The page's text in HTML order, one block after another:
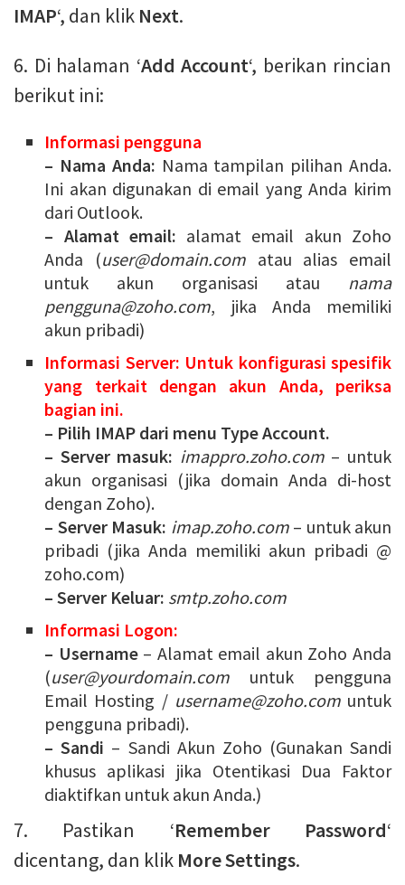
IMAP‘, dan klik Next.
6. Di halaman ‘Add Account‘, berikan rincian
berikut ini:
Informasi pengguna
– Nama Anda: Nama tampilan pilihan Anda.
Ini akan digunakan di email yang Anda kirim
dari Outlook.
– Alamat email: alamat email akun Zoho
Anda (user@domain.comatau alias email
untuk akun organisasi atau nama
pengguna@zoho.com, jika Anda memiliki
akun pribadi)
Informasi Server: Untuk konfigurasi spesifik
yang terkait dengan akun Anda, periksa
bagian ini.
– Pilih IMAP dari menu Type Account.
– Server masuk: imappro.zoho.com– untuk
akun organisasi (jika domain Anda di-host
dengan Zoho).
– Server Masuk: imap.zoho.com– untuk akun
pribadi (jika Anda memiliki akun pribadi @
zoho.com)
– Server Keluar: smtp.zoho.com
Informasi Logon:
– Username– Alamat email akun Zoho Anda
(user@yourdomain.com untuk pengguna
Email Hosting / username@zoho.comuntuk
pengguna pribadi).
– Sandi – Sandi Akun Zoho (Gunakan Sandi
khusus aplikasi jika Otentikasi Dua Faktor
diaktifkan untuk akun Anda.)
7. Pastikan ‘Remember Password‘
dicentang, dan klik More Settings.